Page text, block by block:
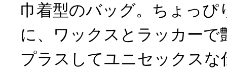
巾着型のバッグ。ちょっぴ
に、ワックスとラッカーで
プラスしてユニセックス